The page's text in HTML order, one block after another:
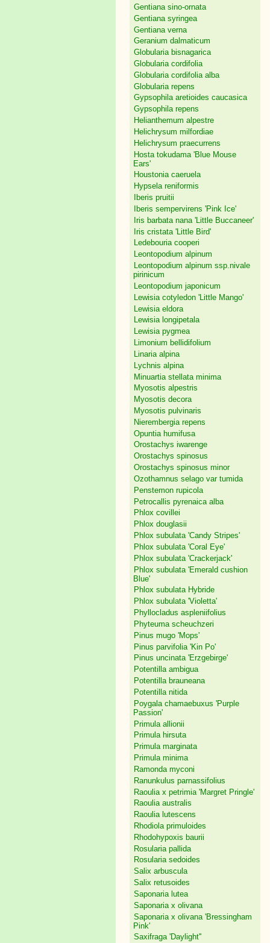
Gentiana sino-ornata
Gentiana syringea
Gentiana verna
Geranium dalmaticum
Globularia bisnagarica
Globularia cordifolia
Globularia cordifolia alba
Globularia repens
Gypsophila aretioides caucasica
Gypsophila repens
Helianthemum alpestre
Helichrysum milfordiae
Helichrysum praecurrens
Hosta tokudama 'Blue Mouse
Ears'
Houstonia caeruela
Hypsela reniformis
Iberis pruitii
Iberis sempervirens 'Pink Ice'
Iris barbata nana 'Little Buccaneer'
Iris cristata 'Little Bird'
Ledebouria cooperi
Leontopodium alpinum
Leontopodium alpinum ssp.nivale
pirinicum
Leontopodium japonicum
Lewisia cotyledon 'Little Mango'
Lewisia eldora
Lewisia longipetala
Lewisia pygmea
Limonium bellidifolium
Linaria alpina
Lychnis alpina
Minuartia stellata minima
Myosotis alpestris
Myosotis decora
Myosotis pulvinaris
Nierembergia repens
Opuntia humifusa
Orostachys iwarenge
Orostachys spinosus
Orostachys spinosus minor
Ozothamnus selago var tumida
Penstemon rupicola
Petrocallis pyrenaica alba
Phlox covillei
Phlox douglasii
Phlox subulata 'Candy Stripes'
Phlox subulata 'Coral Eye'
Phlox subulata 'Crackerjack'
Phlox subulata 'Emerald cushion
Blue'
Phlox subulata Hybride
Phlox subulata 'Violetta'
Phyllocladus aspleniifolius
Phyteuma scheuchzeri
Pinus mugo 'Mops'
Pinus parvifolia 'Kin Po'
Pinus uncinata 'Erzgebirge'
Potentilla ambigua
Potentilla brauneana
Potentilla nitida
Poygala chamaebuxus 'Purple
Passion'
Primula allionii
Primula hirsuta
Primula marginata
Primula minima
Ramonda myconi
Ranunkulus parnassifolius
Raoulia x petrimia 'Margret Pringle'
Raoulia australis
Raoulia lutescens
Rhodiola primuloides
Rhodohypoxis baurii
Rosularia pallida
Rosularia sedoides
Salix arbuscula
Salix retusoides
Saponaria lutea
Saponaria x olivana
Saponaria x olivana 'Bressingham
Pink'
Saxifraga 'Daylight''